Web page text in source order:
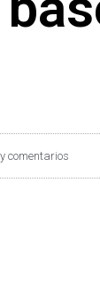
comentarios